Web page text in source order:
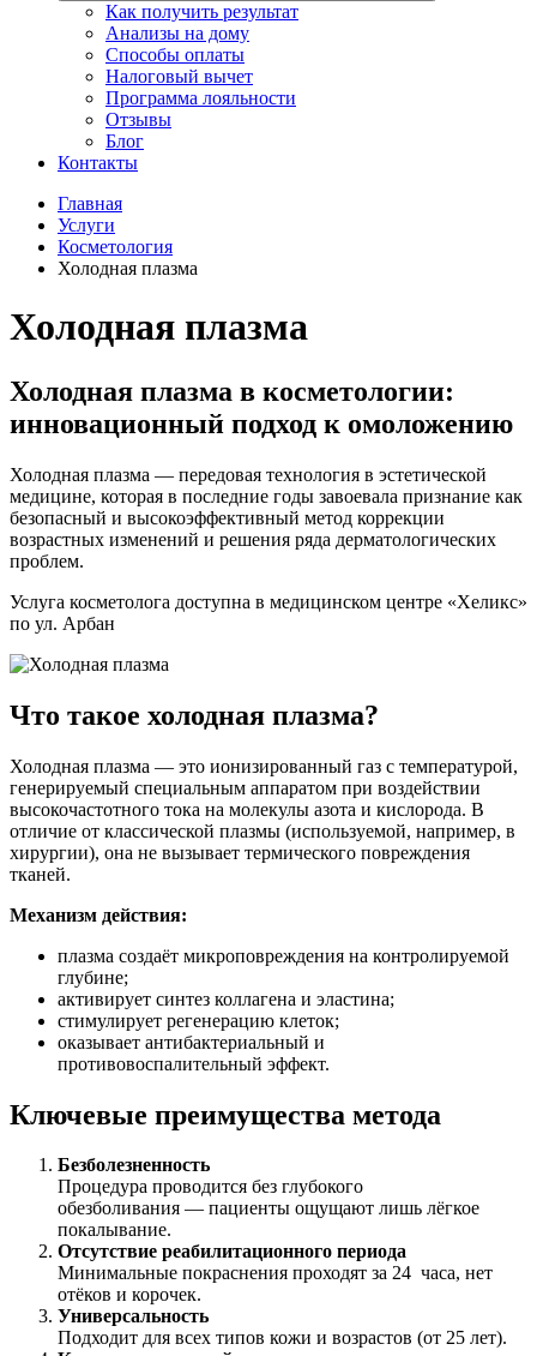
Как получить результат
Анализы на дому
Способы оплаты
Налоговый вычет
Программа лояльности
Отзывы
Блог
Контакты
Главная
Услуги
Косметология
Холодная плазма
Холодная плазма
Холодная плазма в косметологии:
инновационный подход к омоложению
Холодная плазма — передовая технология в эстетической
медицине, которая в последние годы завоевала признание как
безопасный и высокоэффективный метод коррекции
возрастных изменений и решения ряда дерматологических
проблем.
Услуга косметолога доступна в медицинском центре «Хеликс»
по ул. Арбан
Что такое холодная плазма?
Холодная плазма — это ионизированный газ с температурой,
генерируемый специальным аппаратом при воздействии
высокочастотного тока на молекулы азота и кислорода. В
отличие от классической плазмы (используемой, например, в
хирургии), она не вызывает термического повреждения
тканей.
Механизм действия:
плазма создаёт микроповреждения на контролируемой
глубине;
активирует синтез коллагена и эластина;
стимулирует регенерацию клеток;
оказывает антибактериальный и
противовоспалительный эффект.
Ключевые преимущества метода
Безболезненность
Процедура проводится без глубокого
обезболивания — пациенты ощущают лишь лёгкое
покалывание.
Отсутствие реабилитационного периода
Минимальные покраснения проходят за 24 часа, нет
отёков и корочек.
Универсальность
Подходит для всех типов кожи и возрастов (от 25 лет).